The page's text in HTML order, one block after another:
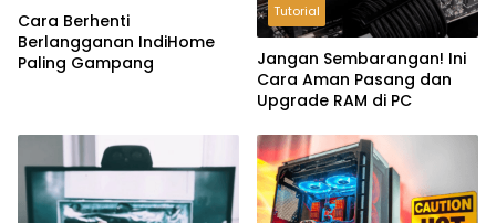
Cara Berhenti
Berlangganan IndiHome
Paling Gampang
Tutorial
Jangan Sembarangan! Ini
Cara Aman Pasang dan
Upgrade RAM di PC